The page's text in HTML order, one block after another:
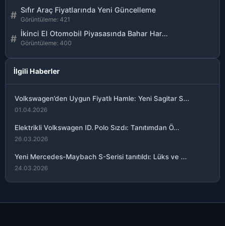
# Sıfır Araç Fiyatlarında Yeni Güncelleme
Görüntüleme: 421
# İkinci El Otomobil Piyasasında Bahar Har...
Görüntüleme: 400
İlgili Haberler
Volkswagen’den Uygun Fiyatlı Hamle: Yeni Sagitar S...
01.04.2026
Elektrikli Volkswagen ID. Polo Sızdı: Tanıtımdan Ö...
26.03.2026
Yeni Mercedes-Maybach S-Serisi tanıtıldı: Lüks ve ...
24.03.2026